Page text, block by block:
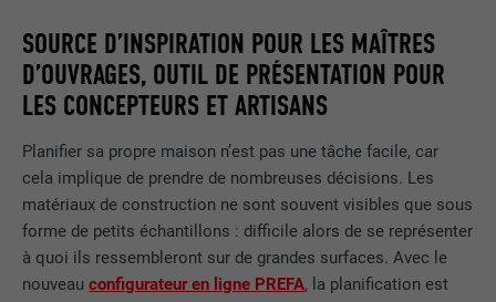
SOURCE D’INSPIRATION POUR LES MAÎTRES
D’OUVRAGES, OUTIL DE PRÉSENTATION POUR
LES CONCEPTEURS ET ARTISANS
Planifier sa propre maison n’est pas une tâche facile, car
cela implique de prendre de nombreuses décisions. Les
matériaux de construction ne sont souvent visibles que sous
forme de petits échantillons : difficile alors de se représenter
à quoi ils ressembleront sur de grandes surfaces. Avec le
nouveauconfigurateur en ligne PREFA, la planification est